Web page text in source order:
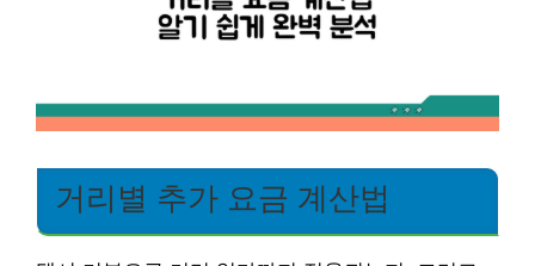
거리별 추가 요금 계산법